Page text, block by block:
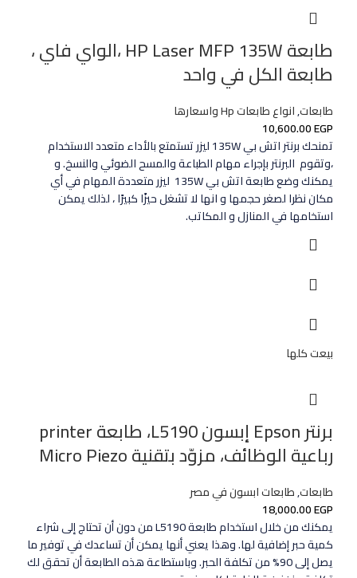
طابعة HP Laser MFP 135W ،الواي فاي ،
طابعة الكل في واحد
طابعات,انواع طابعات Hp واسعارها
10,600.00EGP
تمنحك برنتر اتش بي 135W ليزر تستمتع بالأداء متعدد الاستخدام
،وتقوم البرنتر بإجراء مهام الطباعة والمسح الضوئي والنسخ. و
يمكنك وضع طابعة اتش بي 135W ليزر متعددة المهام في أي
مكان نظرا لصغر حجمها و انها لا تشغل حيزًا كبيرًا ، لذلك يمكن
استخامها في المنازل و المكاتب.
بيعت كلها
برنتر Epson إبسون L5190، طابعة printer
رباعية الوظائف، مزوّد بتقنية Micro Piezo
طابعات,طابعات ابسون في مصر
18,000.00EGP
يمكنك من خلال استخدام طابعة L5190 من دون أن تحتاج إلى شراء
كمية حبر إضافية لها. وهذا يعني أنها يمكن أن تساعدك في توفير ما
يصل إلى 90% من تكلفة الحبر. وباستطاعة هذه الطابعة أن تحقق لك